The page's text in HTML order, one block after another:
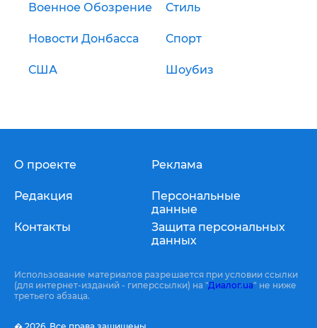
Военное Обозрение Стиль
Новости Донбасса Спорт
США Шоубиз
О проекте
Редакция
Контакты
Реклама
Персональные
данные
Защита персональных
данных
Использование материалов разрешается при условии ссылки
(для интернет-изданий - гиперссылки) на "Диалог.ua" не ниже
третьего абзаца.